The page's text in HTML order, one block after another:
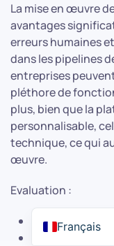
La mise en œuvre
avantages
erreurs humaines
dans les pipelines
entreprises
pléthore de
plus, bien que la
personnalisable,
technique, ce qui
œuvre.
Evaluation :
Facilité
Français